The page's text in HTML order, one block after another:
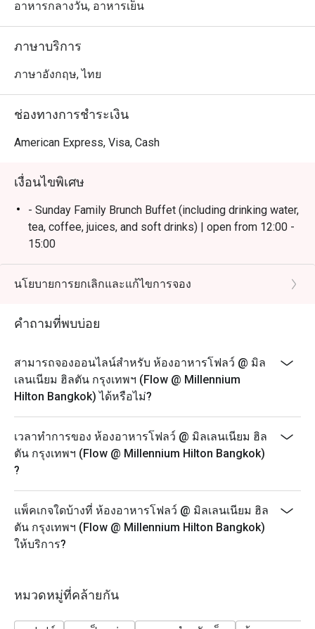
สยามและ BTS คลองสาน บรรยากาศริมแม่น้ำเจ้าพระยา
・จุดเด่นของร้านคือบุฟเฟ่ต์คุณภาพ ทั้ง ซีฟู้ดสด, ชีสเซเล็ก
ชันหลากชนิด, และเมนูห้ามพลาดอย่าง Massaman Beef
มาก พร้อมบริการเอาใจใส่จากทีมงาน
・เหมาะสำหรับคนพื้นที่ที่ต้องการดินเนอร์บุฟเฟ่ต์รสชาติดี
มื้อครอบครัวและโอกาสพิเศษ
・เหมาะสำหรับนักท่องเที่ยวที่มองหาบุฟเฟ่ต์คุณภาพ พร้อม
วิวริมแม่น้ำ และตั้งอยู่ใกล้ไอคอนสยาม เดินทางสะดวก
เพียงเลือกเวลาที่ต้องการเพื่อรับส่วนลดค่าอาหารตามช่วง
อาหารกลางวัน, อาหารเย็น
ภาษาบริการ
ภาษาอังกฤษ, ไทย
ช่องทางการชำระเงิน
American Express, Visa, Cash
เงื่อนไขพิเศษ
- Sunday Family Brunch Buffet (including drinking water,
tea, coffee, juices, and soft drinks) | open from 12:00 -
15:00
- Friday & Saturday Dinner Buffet(including drinking
water, tea, coffee, juices, and soft drinks) | open from
- Monday - Thursday: A La Carte menu start 12.00-9.30
- Friday-Saturday: A La Carte menu start 12.00-4.30 PM
- Sunday: A La Carte menu start 3.00-9.30 PM
* Prices may be changed at any time without further
Christmas, New Year, Valentine’s day etc.)
* Please be on time for your reservation to guarantee
your discount and seating. If you arrive more than 15
* Discount applies to Buffet and a la carte menu not
applicable with drinks menu and any other restaurant’s
ongoing promotion.
below for more details.
* Menu and pricing subject to change without notice.
นโยบายการยกเลิกและแก้ไขการจอง
คำถามที่พบบ่อย
สามารถจองออนไลน์สำหรับ ห้องอาหารโฟลว์ @ มิล
เลนเนียม ฮิลตัน กรุงเทพฯ (Flow @ Millennium
Hilton Bangkok) ได้หรือไม่?
เวลาทำการของ ห้องอาหารโฟลว์ @ มิลเลนเนียม ฮิล
ตัน กรุงเทพฯ (Flow @ Millennium Hilton Bangkok)
?
แพ็คเกจใดบ้างที่ ห้องอาหารโฟลว์ @ มิลเลนเนียม ฮิล
ตัน กรุงเทพฯ (Flow @ Millennium Hilton Bangkok)
ให้บริการ?
หมวดหมู่ที่คล้ายกัน